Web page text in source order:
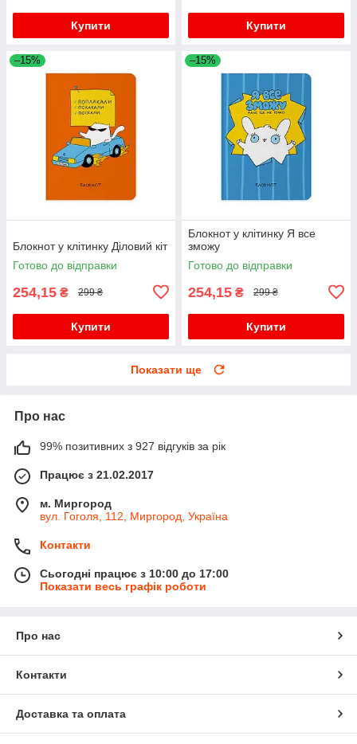
Купити Купити
–15%
Блокнот у клітинку Діловий кіт
Готово до відправки
254,15 ₴ 299 ₴
Купити
–15%
Блокнот у клітинку Я все
зможу
Готово до відправки
254,15 ₴ 299 ₴
Купити
Показати ще
Про нас
99% позитивних з 927 відгуків за рік
Працює з 21.02.2017
м. Миргород
вул. Гоголя, 112, Миргород, Україна
Контакти
Сьогодні працює з 10:00 до 17:00
Показати весь графік роботи
Про нас
Контакти
Доставка та оплата